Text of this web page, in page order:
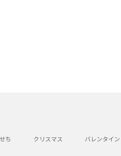
ち クリスマス バレンタイン